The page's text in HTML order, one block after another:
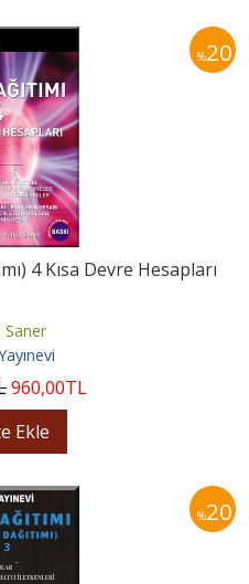
%20
4 Kısa Devre Hesapları
Saner
960,00TL
Ekle
%20